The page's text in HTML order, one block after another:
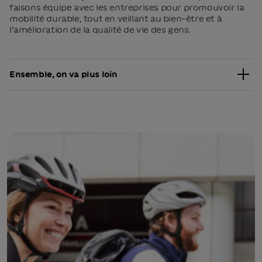
faisons équipe avec les entreprises pour promouvoir la
mobilité durable, tout en veillant au bien-être et à
l’amélioration de la qualité de vie des gens.
Ensemble, on va plus loin
CIMA+, Cinesite Inc, CIUSSS Centre Sud, CIUSSS du
Centre-Ouest-de-l’Île-de-Montréal, CIUSSS-du-Nord-
de-l’île-de-Montréal, Clark Influence, Collège
Ahuntsic, Collège André-Grasset, Collège de
Maisonneuve, Collège Jean-de-Brébeuf, Collège
Montmorency, Compulsion Games, Conseil des arts et
des lettres du Québec, Corner Collection, Centre de
services scolaire Marguerite-Bourgeoys, Dassault
Systemes , Davidson Canada , Dawson College,